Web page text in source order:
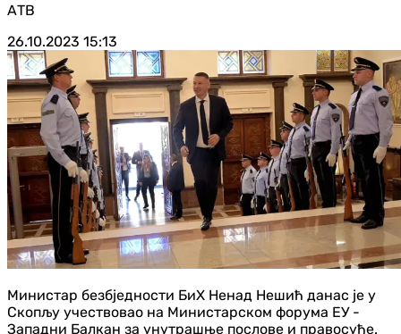
АТВ
26.10.2023 15:13
Министар безбједности БиХ Ненад Нешић данас је у
Скопљу учествовао на Министарском форума ЕУ -
Западни Балкан за унутрашње послове и правосуђе.